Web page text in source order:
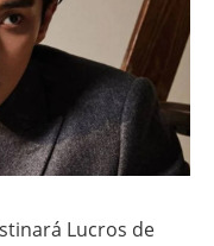
Lucros de